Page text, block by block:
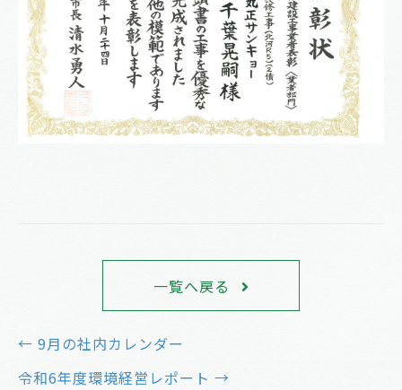
一覧へ戻る
投
← 9月の社内カレンダー
令和6年度環境経営レポート →